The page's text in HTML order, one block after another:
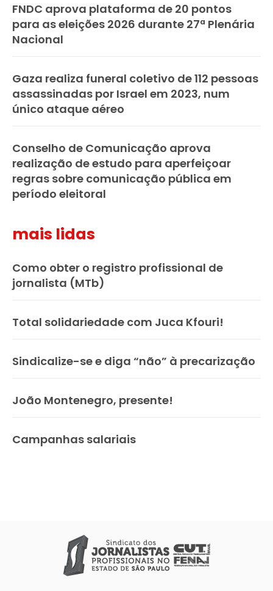
FNDC aprova plataforma de 20 pontos
para as eleições 2026 durante 27ª Plenária
Nacional
Gaza realiza funeral coletivo de 112 pessoas
assassinadas por Israel em 2023, num
único ataque aéreo
Conselho de Comunicação aprova
realização de estudo para aperfeiçoar
regras sobre comunicação pública em
período eleitoral
mais lidas
Como obter o registro profissional de
jornalista (MTb)
Total solidariedade com Juca Kfouri!
Sindicalize-se e diga “não” à precarização
João Montenegro, presente!
Campanhas salariais